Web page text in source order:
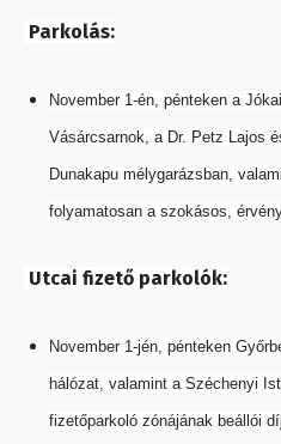
Parkolás:
November 1-én, pénteken a
Vásárcsarnok, a Dr. Petz Lajos
Dunakapu mélygarázsban,
folyamatosan a szokásos,
Utcai fizető parkolók:
November 1-jén, pénteken
hálózat, valamint a Széchenyi
fizetőparkoló zónájának beállói